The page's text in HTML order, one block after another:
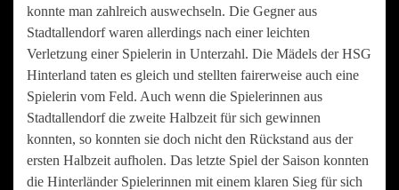
konnte man zahlreich auswechseln. Die Gegner aus
Stadtallendorf waren allerdings nach einer leichten
Verletzung einer Spielerin in Unterzahl. Die Mädels der HSG
Hinterland taten es gleich und stellten fairerweise auch eine
Spielerin vom Feld. Auch wenn die Spielerinnen aus
Stadtallendorf die zweite Halbzeit für sich gewinnen
konnten, so konnten sie doch nicht den Rückstand aus der
ersten Halbzeit aufholen. Das letzte Spiel der Saison konnten
die Hinterländer Spielerinnen mit einem klaren Sieg für sich